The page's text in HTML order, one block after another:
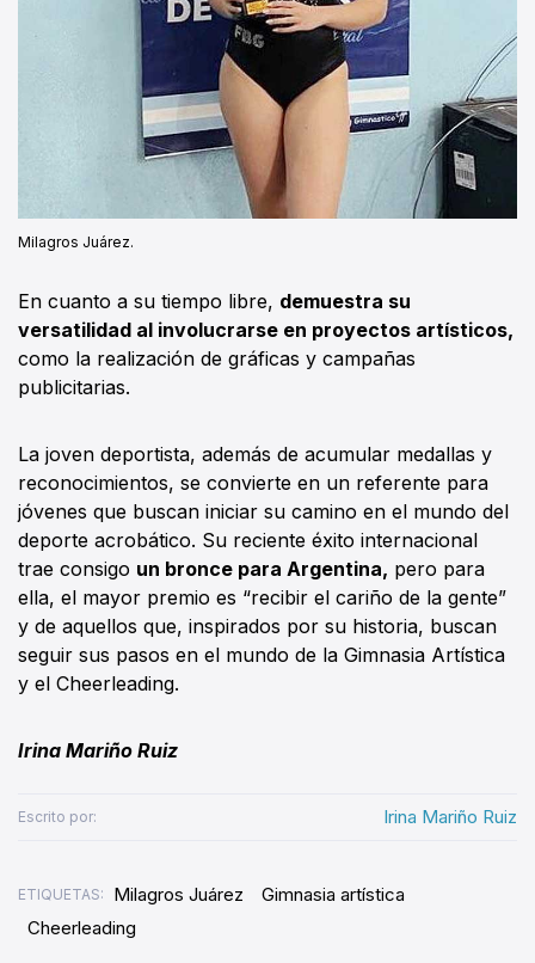
Milagros Juárez.
En cuanto a su tiempo libre, demuestra su
versatilidad al involucrarse en proyectos artísticos,
como la realización de gráficas y campañas
publicitarias.
La joven deportista, además de acumular medallas y
reconocimientos, se convierte en un referente para
jóvenes que buscan iniciar su camino en el mundo del
deporte acrobático. Su reciente éxito internacional
trae consigo un bronce para Argentina, pero para
ella, el mayor premio es “recibir el cariño de la gente”
y de aquellos que, inspirados por su historia, buscan
seguir sus pasos en el mundo de la Gimnasia Artística
y el Cheerleading.
Irina Mariño Ruiz
Escrito por: Irina Mariño Ruiz
ETIQUETAS: Milagros Juárez
Gimnasia artística
Cheerleading